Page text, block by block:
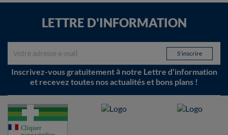
LETTRE D'INFORMATION
Inscrivez-vous gratuitement à notre Lettre d'information
et recevez toutes nos actualités et bons plans !